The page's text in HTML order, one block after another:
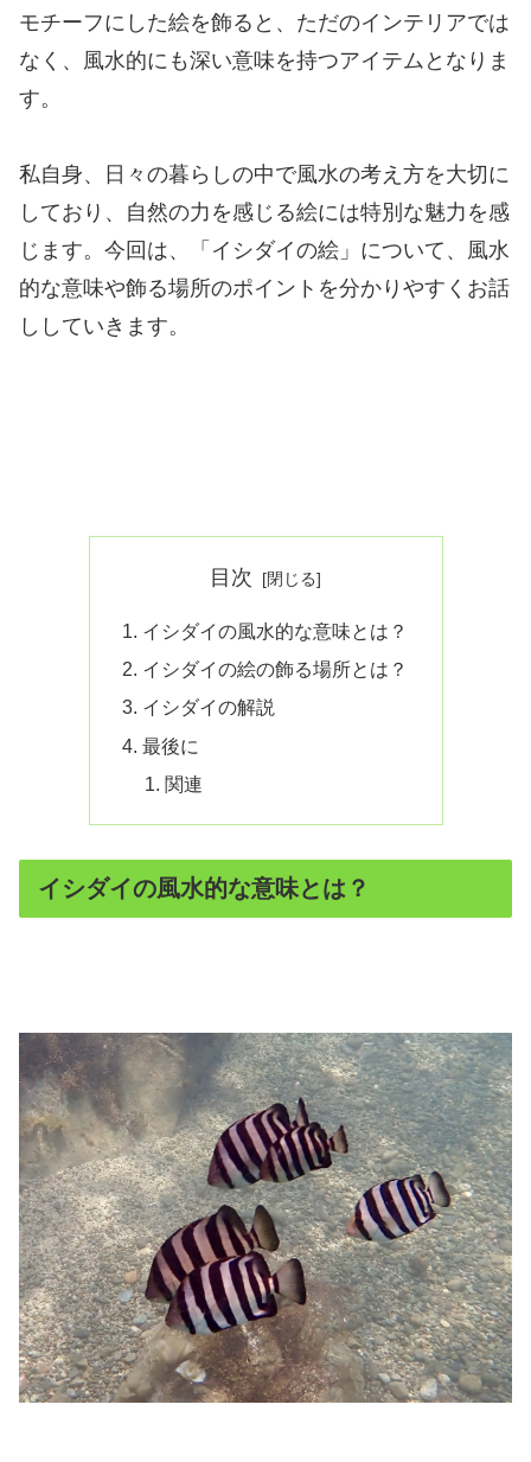
モチーフにした絵を飾ると、ただのインテリアでは
なく、風水的にも深い意味を持つアイテムとなりま
す。
私自身、日々の暮らしの中で風水の考え方を大切に
しており、自然の力を感じる絵には特別な魅力を感
じます。今回は、「イシダイの絵」について、風水
的な意味や飾る場所のポイントを分かりやすくお話
ししていきます。
目次
イシダイの風水的な意味とは？
イシダイの絵の飾る場所とは？
イシダイの解説
最後に
関連
イシダイの風水的な意味とは？